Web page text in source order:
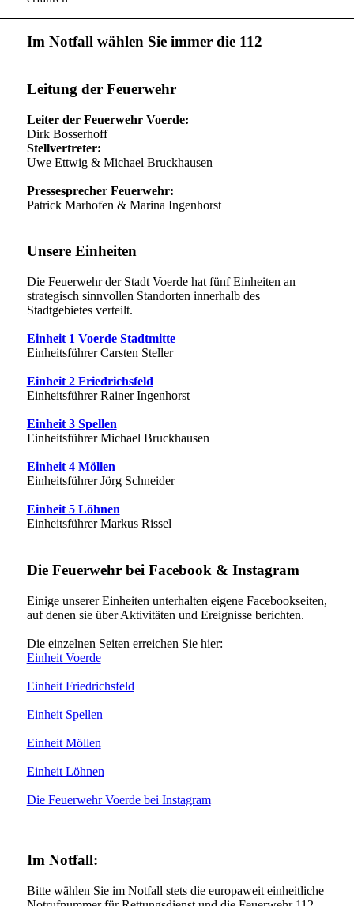
Im Notfall wählen Sie immer die 112
Leitung der Feuerwehr
Leiter der Feuerwehr Voerde:
Dirk Bosserhoff
Stellvertreter:
Uwe Ettwig & Michael Bruckhausen
Pressesprecher Feuerwehr:
Patrick Marhofen & Marina Ingenhorst
Unsere Einheiten
Die Feuerwehr der Stadt Voerde hat fünf Einheiten an
strategisch sinnvollen Standorten innerhalb des
Stadtgebietes verteilt.
Einheit 1 Voerde Stadtmitte
Einheitsführer Carsten Steller
Einheit 2 Friedrichsfeld
Einheitsführer Rainer Ingenhorst
Einheit 3 Spellen
Einheitsführer Michael Bruckhausen
Einheit 4 Möllen
Einheitsführer Jörg Schneider
Einheit 5 Löhnen
Einheitsführer Markus Rissel
Die Feuerwehr bei Facebook & Instagram
Einige unserer Einheiten unterhalten eigene Facebookseiten,
auf denen sie über Aktivitäten und Ereignisse berichten.
Die einzelnen Seiten erreichen Sie hier:
Einheit Voerde
Einheit Friedrichsfeld
Einheit Spellen
Einheit Möllen
Einheit Löhnen
Die Feuerwehr Voerde bei Instagram
Im Notfall:
Bitte wählen Sie im Notfall stets die europaweit einheitliche